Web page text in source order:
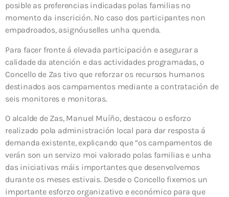
posible as preferencias indicadas polas familias no
momento da inscrición. No caso dos participantes non
empadroados, asignóuselles unha quenda.
Para facer fronte á elevada participación e asegurar a
calidade da atención e das actividades programadas, o
Concello de Zas tivo que reforzar os recursos humanos
destinados aos campamentos mediante a contratación de
seis monitores e monitoras.
O alcalde de Zas, Manuel Muíño, destacou o esforzo
realizado pola administración local para dar resposta á
demanda existente, explicando que “os campamentos de
verán son un servizo moi valorado polas familias e unha
das iniciativas máis importantes que desenvolvemos
durante os meses estivais. Desde o Concello fixemos un
importante esforzo organizativo e económico para que